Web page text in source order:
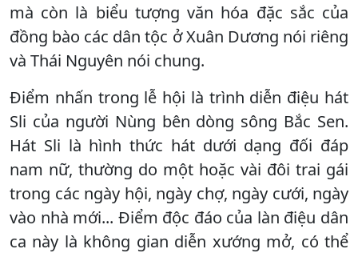
mà còn là biểu tượng văn hóa đặc sắc của
đồng bào các dân tộc ở Xuân Dương nói riêng
và Thái Nguyên nói chung.
Điểm nhấn trong lễ hội là trình diễn điệu hát
Sli của người Nùng bên dòng sông Bắc Sen.
Hát Sli là hình thức hát dưới dạng đối đáp
nam nữ, thường do một hoặc vài đôi trai gái
trong các ngày hội, ngày chợ, ngày cưới, ngày
vào nhà mới... Điểm độc đáo của làn điệu dân
ca này là không gian diễn xướng mở, có thể